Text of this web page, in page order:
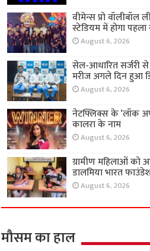
वीमेन्स प्रो वॉलीबॉल
स्टेडियम में होगा
August 6, 2026
सेल-आधारित सर्जरी से
मरीज अगले दिन हुआ
August 6, 2026
नेटफ्लिक्स के ‘लॉक
कालरा के नाम
August 6, 2026
ग्रामीण महिलाओं को
डालमिया भारत
August 6, 2026
मौसम का हाल